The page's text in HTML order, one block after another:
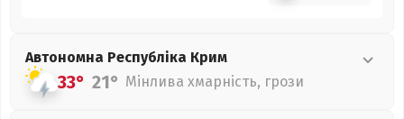
Автономна Республіка Крим
33° 21° Мінлива хмарність, грози